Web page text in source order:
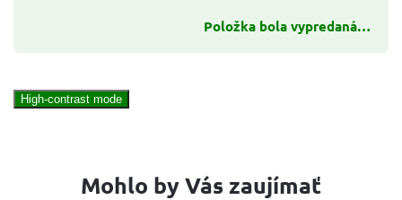
Položka bola vypredaná…
High-contrast mode
Mohlo by Vás zaujímať